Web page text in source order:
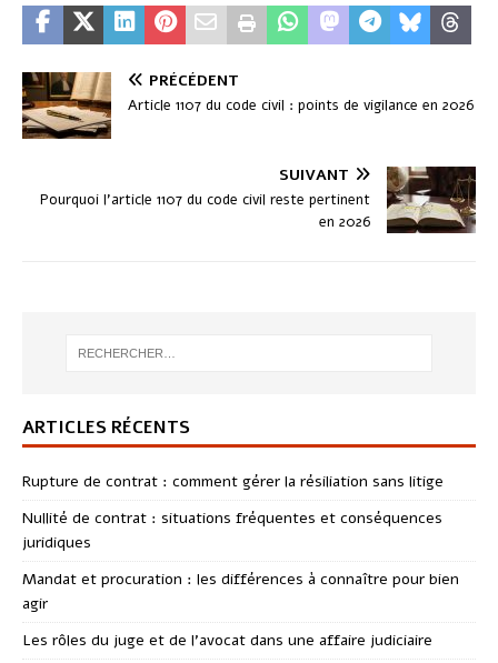
PRÉCÉDENT
Article 1107 du code civil : points de vigilance en 2026
SUIVANT
Pourquoi l’article 1107 du code civil reste pertinent
en 2026
ARTICLES RÉCENTS
Rupture de contrat : comment gérer la résiliation sans litige
Nullité de contrat : situations fréquentes et conséquences
juridiques
Mandat et procuration : les différences à connaître pour bien
agir
Les rôles du juge et de l’avocat dans une affaire judiciaire